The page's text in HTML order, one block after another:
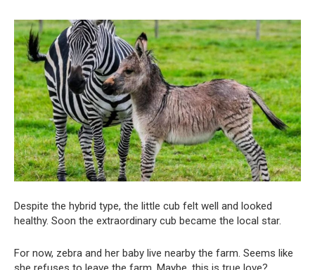
Despite the hybrid type, the little cub felt well and looked
healthy. Soon the extraordinary cub became the local star.
For now, zebra and her baby live nearby the farm. Seems like